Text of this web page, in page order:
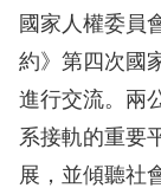
本
會
最
新
消
國家人權委員
約》第四次國
進行交流。兩
系接軌的重要
展，並傾聽社